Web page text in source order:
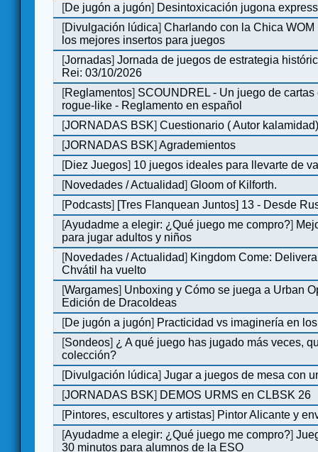
[De jugón a jugón] Desintoxicación jugona express
[Divulgación lúdica]Charlando con la Chica WOM
los mejores insertos para juegos
[Jornadas]Jornada de juegos de estrategia
Rei: 03/10/2026
[Reglamentos] SCOUNDREL - Un juego de cartas
rogue-like - Reglamento en español
[JORNADAS BSK]Cuestionario ( Autor
[JORNADAS BSK]Agrademientos
[Diez Juegos] 10 juegos ideales para llevarte de
[Novedades / Actualidad]Gloom of Kilforth.
[Podcasts] [Tres Flanquean Juntos] 13 - Desde
[Ayudadme a elegir: ¿Qué juego me compro?]
para jugar adultos y niños
[Novedades / Actualidad] Kingdom Come:
Chvátil ha vuelto
[Wargames] Unboxing y Cómo se juega a Urban
Edición de DracoIdeas
[De jugón a jugón] Practicidad vs imaginería en
[Sondeos] ¿ A qué juego has jugado más veces,
colección?
[Divulgación lúdica]Jugar a juegos de mesa con
[JORNADAS BSK] DEMOS URMS en CLBSK 26
[Pintores, escultores y artistas] Pintor Alicante y
[Ayudadme a elegir: ¿Qué juego me compro?]
30 minutos para alumnos de la ESO